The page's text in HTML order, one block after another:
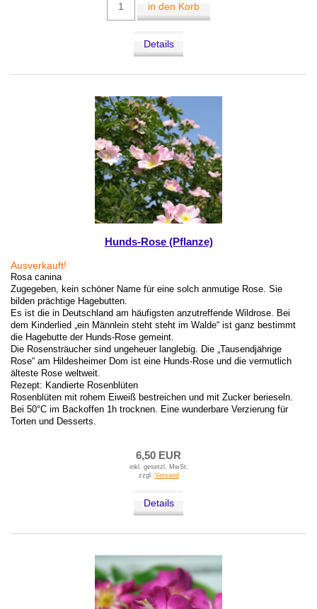
in den Korb
Details
Hunds-Rose (Pflanze)
Ausverkauft!
Rosa canina
Zugegeben, kein schöner Name für eine solch anmutige Rose. Sie
bilden prächtige Hagebutten.
Es ist die in Deutschland am häufigsten anzutreffende Wildrose. Bei
dem Kinderlied „ein Männlein steht steht im Walde“ ist ganz bestimmt
die Hagebutte der Hunds-Rose gemeint.
Die Rosensträucher sind ungeheuer langlebig. Die „Tausendjährige
Rose“ am Hildesheimer Dom ist eine Hunds-Rose und die vermutlich
älteste Rose weltweit.
Rezept: Kandierte Rosenblüten
Rosenblüten mit rohem Eiweiß bestreichen und mit Zucker berieseln.
Bei 50°C im Backoffen 1h trocknen. Eine wunderbare Verzierung für
Torten und Desserts.
6,50 EUR
inkl. gesetzl. MwSt.
zzgl. Versand
Details